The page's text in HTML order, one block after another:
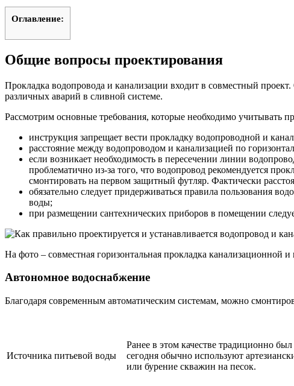
Оглавление:
Общие вопросы проектирования
Прокладка водопровода и канализации входит в совместный
различных аварий в сливной системе.
Рассмотрим основные требования, которые необходимо учитывать
инструкция запрещает вести прокладку водопроводной и
расстояние между водопроводом и канализацией по
если возникает необходимость в пересечении линии
проблематично из-за того, что водопровод рекомендуется
смонтировать на первом защитный футляр. Фактически
обязательно следует придерживаться правила пользования
воды;
при размещении сантехнических приборов в помещении
На фото – совместная горизонтальная прокладка канализационной
Автономное водоснабжение
Благодаря современным автоматическим системам, можно
Источника питьевой воды
Ранее в этом качестве традиционно был
сегодня обычно используют
или бурение скважин на песок.